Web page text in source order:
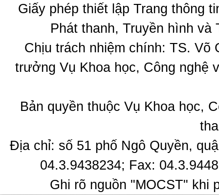
Giấy phép thiết lập Trang thông
Phát thanh, Truyền hình
Chịu trách nhiệm chính: TS.
trưởng Vụ Khoa học, Công nghệ
Bản quyền thuộc Vụ Khoa học,
Địa chỉ: số 51 phố Ngô Quyền,
04.3.9438234; Fax:
Ghi rõ nguồn "MOCST" khi